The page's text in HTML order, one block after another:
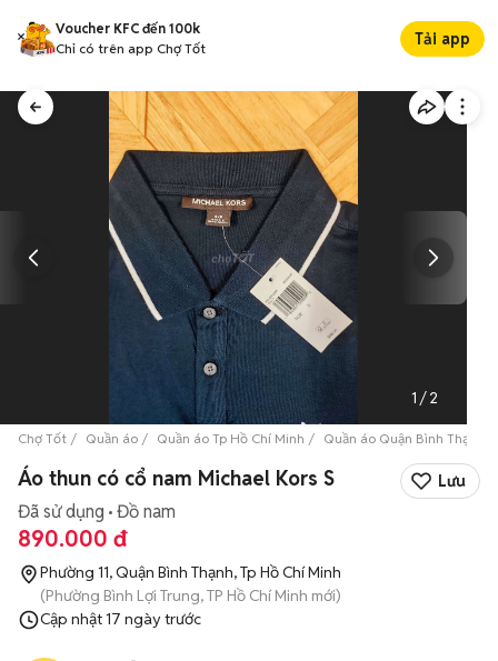
Voucher KFC đến 100k
Chỉ có trên app Chợ Tốt
Tải app
1 /2
Chợ Tốt Quần áo Quần áo Tp Hồ Chí Minh Quần áo Quận Bình Thạnh
Áo thun có cổ nam Michael Kors S Lưu
Đã sử dụng Đồ nam
890.000 đ
Phường 11, Quận Bình Thạnh, Tp Hồ Chí Minh
(Phường Bình Lợi Trung, TP Hồ Chí Minh mới)
Cập nhật17 ngày trước